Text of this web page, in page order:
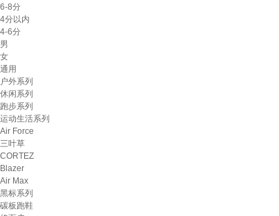
6-8分
4分以内
4-6分
男
女
通用
户外系列
休闲系列
跑步系列
运动生活系列
Air Force
三叶草
CORTEZ
Blazer
Air Max
黑标系列
碳板跑鞋